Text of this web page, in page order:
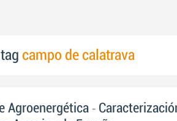
campo de calatrava
Agroenergética -